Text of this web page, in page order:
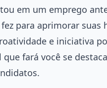
em um emprego
para aprimorar suas
e iniciativa
que fará você se